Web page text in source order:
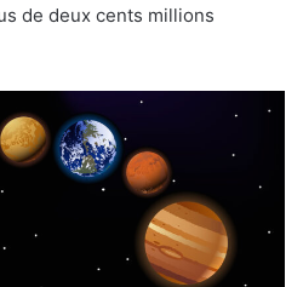
de deux cents millions